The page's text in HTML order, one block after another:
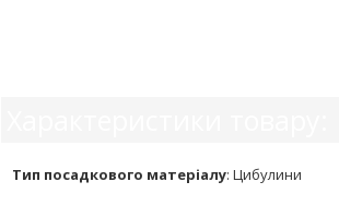
Тип посадкового матеріалу: Цибулини